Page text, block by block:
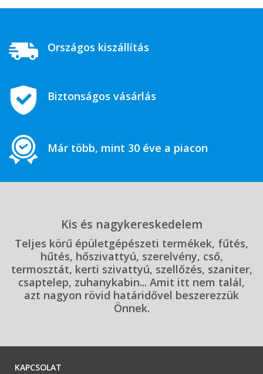
Országos kiszállítás
Biztonságos vásárlás
Már több, mint 30 éve a piacon
Kis és nagykereskedelem
Teljes körű épületgépészeti termékek, fűtés,
hűtés, hőszivattyú, szerelvény, cső,
termosztát, kerti szivattyú, szellőzés, szaniter,
csaptelep, zuhanykabin... Amit itt nem talál,
azt nagyon rövid határidővel beszerezzük
Önnek.
KAPCSOLAT